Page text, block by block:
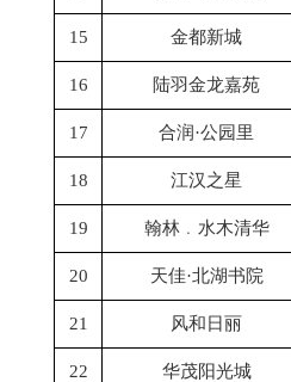
15 金都新城
16 陆羽金龙嘉苑
17 合润·公园里
18 江汉之星
19 翰林﹒水木清华
20 天佳·北湖书院
21 风和日丽
22 华茂阳光城